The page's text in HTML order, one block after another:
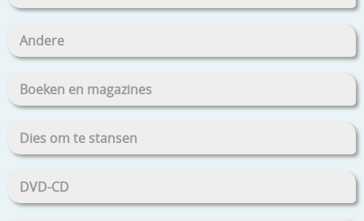
Andere
Boeken en magazines
Dies om te stansen
DVD-CD